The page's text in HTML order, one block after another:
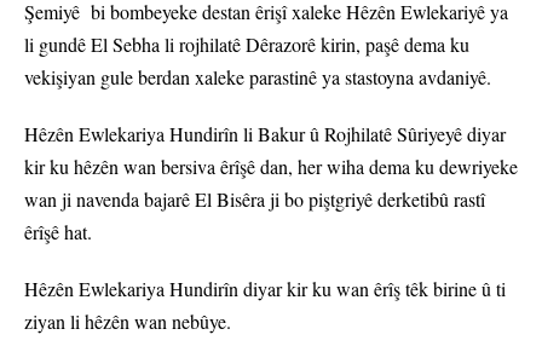
Şemiyê bi bombeyeke destan êrişî xaleke Hêzên Ewlekariyê ya
li gundê El Sebha li rojhilatê Dêrazorê kirin, paşê dema ku
vekişiyan gule berdan xaleke parastinê ya stastoyna avdaniyê.
Hêzên Ewlekariya Hundirîn li Bakur û Rojhilatê Sûriyeyê diyar
kir ku hêzên wan bersiva êrîşê dan, her wiha dema ku dewriyeke
wan ji navenda bajarê El Bisêra ji bo piştgriyê derketibû rastî
êrîşê hat.
Hêzên Ewlekariya Hundirîn diyar kir ku wan êrîş têk birine û ti
ziyan li hêzên wan nebûye.